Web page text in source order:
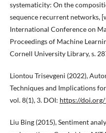
systematicity: On the
sequence recurrent networks,
International Conference on
Proceedings of Machine
Cornell University Library, s.
Liontou Trisevgeni (2022),
Techniques and Implications
vol. 8(1), 3. DOI: https://
Liu Bing (2015), Sentiment